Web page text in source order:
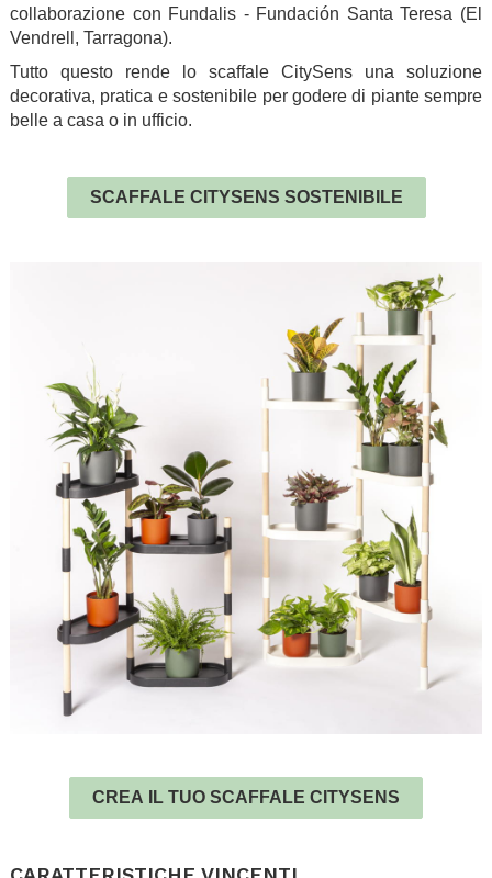
collaborazione con Fundalis - Fundación Santa Teresa (El
Vendrell, Tarragona).
Tutto questo rende lo scaffale CitySens una soluzione
decorativa, pratica e sostenibile per godere di piante sempre
belle a casa o in ufficio.
SCAFFALE CITYSENS SOSTENIBILE
CREA IL TUO SCAFFALE CITYSENS